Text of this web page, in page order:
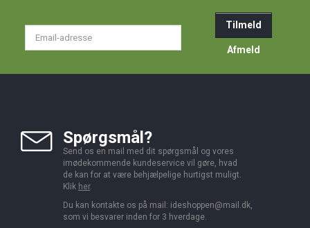
Tilmeld
Afmeld
Spørgsmål?
Send os en mail med dit spørgsmål og vores
imødekommende kundeservice vil gøre, hvad
de kan for at være behjælpelige hurtigst muligt.
Klik her.
Du kan kontakte os på mail: ideshoppen@mail.dk,
som vi besvarer inden for 3 hverdage.